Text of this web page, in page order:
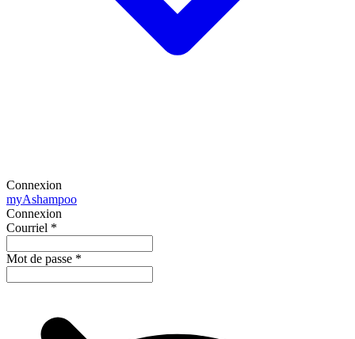
Connexion
myAshampoo
Connexion
Courriel *
Mot de passe *